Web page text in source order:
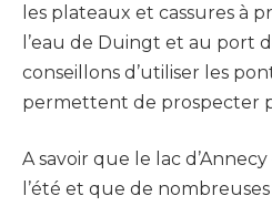
les plateaux et cassures à
l’eau de Duingt et au port
conseillons d’utiliser les
permettent de prospecter
A savoir que le lac
l’été et que de